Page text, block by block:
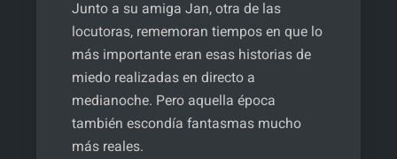
Junto a su amiga Jan, otra de las
locutoras, rememoran tiempos en que lo
más importante eran esas historias de
miedo realizadas en directo a
medianoche. Pero aquella época
también escondía fantasmas mucho
más reales.